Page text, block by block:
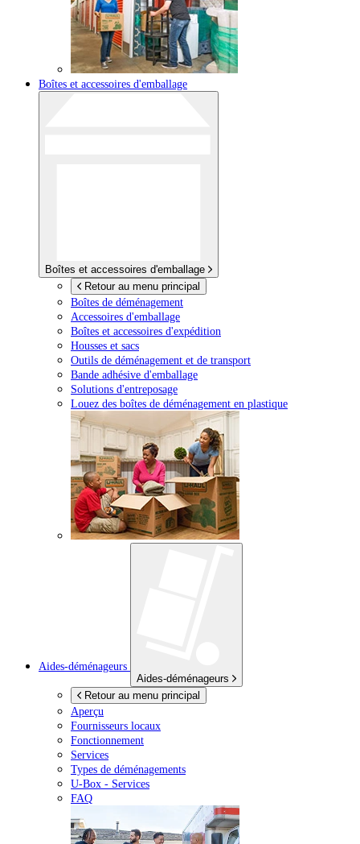
Boîtes et accessoires d'emballage
Boîtes et accessoires d'emballage
Retour au menu principal
Boîtes de déménagement
Accessoires d'emballage
Boîtes et accessoires d'expédition
Housses et sacs
Outils de déménagement et de transport
Bande adhésive d'emballage
Solutions d'entreposage
Louez des boîtes de déménagement en plastique
Aides-déménageurs
Aides-déménageurs
Retour au menu principal
Aperçu
Fournisseurs locaux
Fonctionnement
Services
Types de déménagements
U-Box - Services
FAQ